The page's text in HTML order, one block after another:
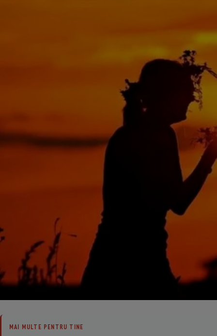
MAI MULTE PENTRU TINE